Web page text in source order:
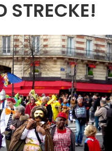
STRECKE!